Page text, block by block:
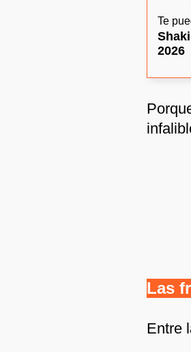
Te
2026
Las
Entre